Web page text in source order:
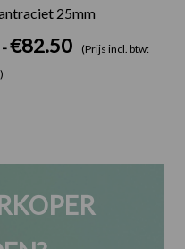
25mm
-€82.50
(Prijs incl. btw: